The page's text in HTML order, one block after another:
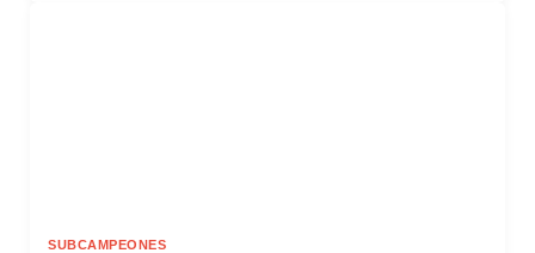
SUBCAMPEONES